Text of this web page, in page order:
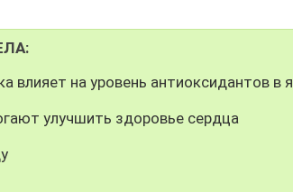
влияет на уровень антиоксидантов в
улучшить здоровье сердца